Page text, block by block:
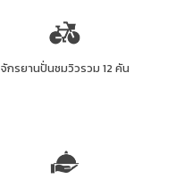
จักรยานปั่นชมวิวรวม 12 คัน